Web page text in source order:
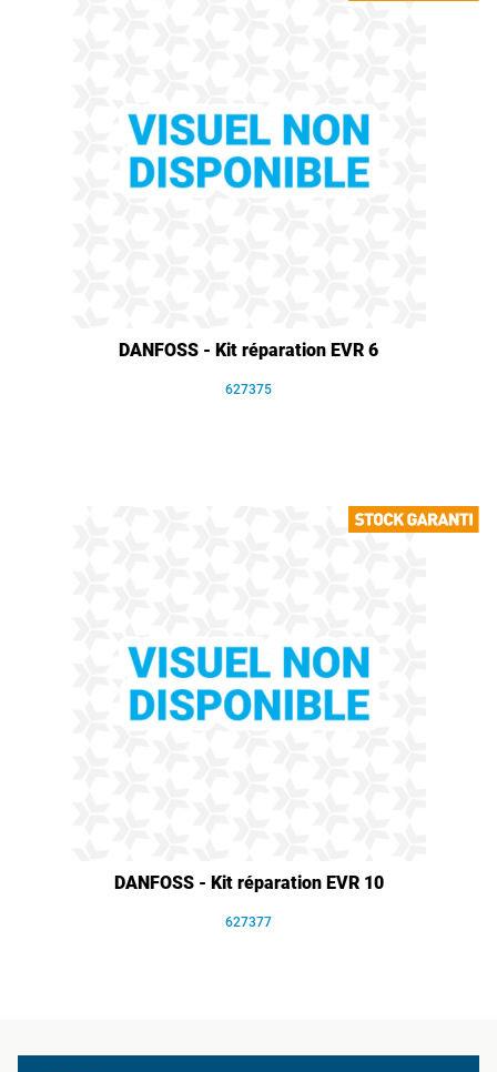
DANFOSS - Kit réparation EVR 6
627375
DANFOSS - Kit réparation EVR 10
627377